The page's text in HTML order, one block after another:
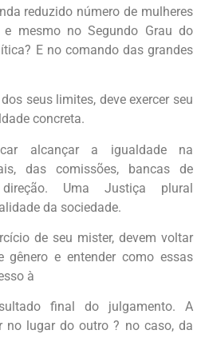
reduzido número de mulheres
e mesmo no Segundo Grau do
E no comando das grandes
seus limites, deve exercer seu
concreta.
alcançar a igualdade na
das comissões, bancas de
Uma Justiça plural
da sociedade.
de seu mister, devem voltar
gênero e entender como essas
à
final do julgamento. A
no lugar do outro ? no caso, da